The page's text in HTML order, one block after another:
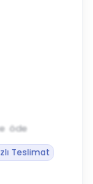
öde
Teslimat